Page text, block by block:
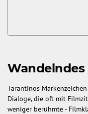
Tarantinos
Dialoge, die oft mit
weniger berühmte -